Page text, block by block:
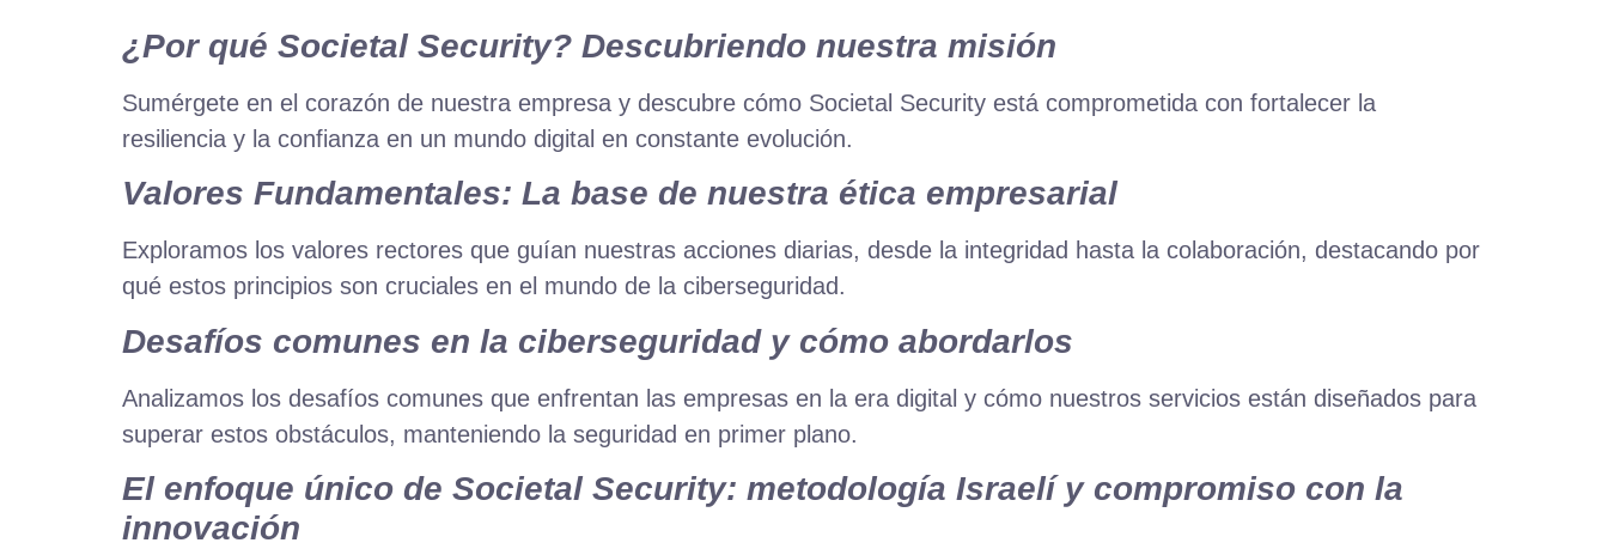
¿Por qué Societal Security? Descubriendo nuestra misión
Sumérgete en el corazón de nuestra empresa y descubre cómo Societal Security está comprometida con fortalecer la
resiliencia y la confianza en un mundo digital en constante evolución.
Valores Fundamentales: La base de nuestra ética empresarial
Exploramos los valores rectores que guían nuestras acciones diarias, desde la integridad hasta la colaboración, destacando por
qué estos principios son cruciales en el mundo de la ciberseguridad.
Desafíos comunes en la ciberseguridad y cómo abordarlos
Analizamos los desafíos comunes que enfrentan las empresas en la era digital y cómo nuestros servicios están diseñados para
superar estos obstáculos, manteniendo la seguridad en primer plano.
El enfoque único de Societal Security: metodología Israelí y compromiso con la
innovación